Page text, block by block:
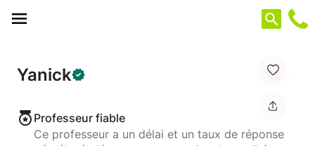
Yanick
Professeur fiable
Ce professeur a un délai et un taux de réponse